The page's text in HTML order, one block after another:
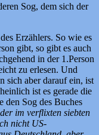
Sog, dem sich der
Erzählers. So wie es
gibt, so gibt es auch
in der 1.Person
zu erlesen. Und
sich aber darauf ein, ist
ist es gerade die
den Sog des Buches
im verflixten siebten
nicht US-